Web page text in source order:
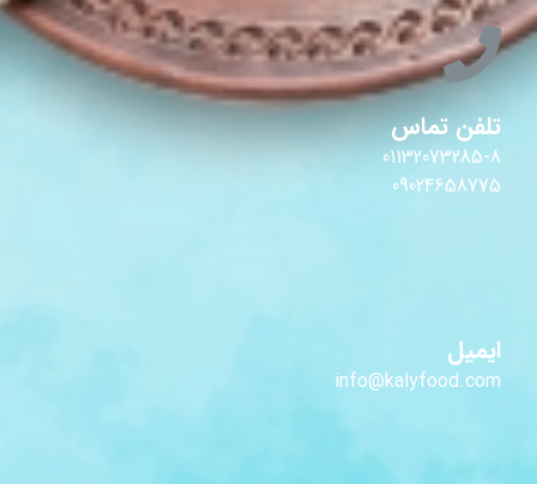
تلفن تماس
01132073285-8
09024658775
ایمیل
info@kalyfood.com